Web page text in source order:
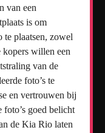
van een
is om
te plaatsen, zowel
kopers willen een
van de
foto’s te
en vertrouwen bij
goed belicht
de Kia Rio laten